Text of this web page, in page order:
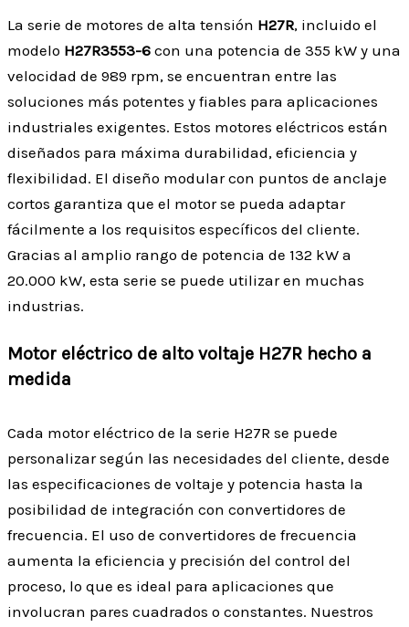
La serie de motores de alta tensión H27R, incluido el
modelo H27R3553-6 con una potencia de 355 kW y una
velocidad de 989 rpm, se encuentran entre las
soluciones más potentes y fiables para aplicaciones
industriales exigentes. Estos motores eléctricos están
diseñados para máxima durabilidad, eficiencia y
flexibilidad. El diseño modular con puntos de anclaje
cortos garantiza que el motor se pueda adaptar
fácilmente a los requisitos específicos del cliente.
Gracias al amplio rango de potencia de 132 kW a
20.000 kW, esta serie se puede utilizar en muchas
industrias.
Motor eléctrico de alto voltaje H27R hecho a
medida
Cada motor eléctrico de la serie H27R se puede
personalizar según las necesidades del cliente, desde
las especificaciones de voltaje y potencia hasta la
posibilidad de integración con convertidores de
frecuencia. El uso de convertidores de frecuencia
aumenta la eficiencia y precisión del control del
proceso, lo que es ideal para aplicaciones que
involucran pares cuadrados o constantes. Nuestros